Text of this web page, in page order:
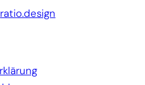
ratio.design